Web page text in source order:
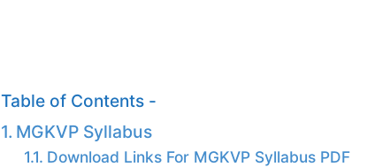
Table of Contents -
MGKVP Syllabus
Download Links For MGKVP Syllabus PDF